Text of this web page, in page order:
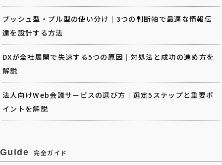
プッシュ型・プル型の使い分け｜3つの判断軸で最適な情報伝
達を設計する方法
DXが全社展開で失速する5つの原因｜対処法と成功の進め方を
解説
法人向けWeb会議サービスの選び方｜選定5ステップと重要ポ
イントを解説
Guide 完全ガイド